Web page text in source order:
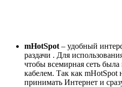
mHotSpot – удобный
раздачи . Для
чтобы всемирная сеть
кабелем. Так как mHotSpot
принимать Интернет и